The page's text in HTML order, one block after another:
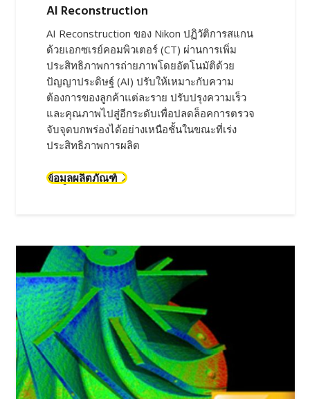
AI Reconstruction
AI Reconstruction ของ Nikon ปฏิวัติการสแกน
ด้วยเอกซเรย์คอมพิวเตอร์ (CT) ผ่านการเพิ่ม
ประสิทธิภาพการถ่ายภาพโดยอัตโนมัติด้วย
ปัญญาประดิษฐ์ (AI) ปรับให้เหมาะกับความ
ต้องการของลูกค้าแต่ละราย ปรับปรุงความเร็ว
และคุณภาพไปสู่อีกระดับเพื่อปลดล็อคการตรวจ
จับจุดบกพร่องได้อย่างเหนือชั้นในขณะที่เร่ง
ประสิทธิภาพการผลิต
ข้อมูลผลิตภัณฑ์